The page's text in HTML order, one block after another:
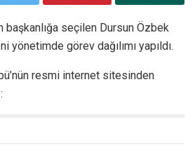
başkanlığa seçilen Dursun Özbek
yönetimde görev dağılımı yapıldı.
resmi internet sitesinden